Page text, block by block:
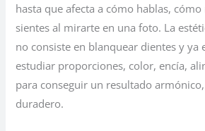
hasta que afecta a cómo hablas,
sientes al mirarte en una foto. La
no consiste en blanquear dientes y ya
estudiar proporciones, color, encía,
para conseguir un resultado
duradero.